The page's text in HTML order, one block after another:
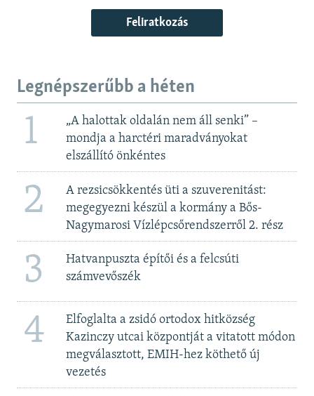
Feliratkozás
Legnépszerűbb a héten
1
„A halottak oldalán nem áll senki” –
mondja a harctéri maradványokat
elszállító önkéntes
2
A rezsicsökkentés üti a szuverenitást:
megegyezni készül a kormány a Bős-
Nagymarosi Vízlépcsőrendszerről 2. rész
3
Hatvanpuszta építői és a felcsúti
számvevőszék
4
Elfoglalta a zsidó ortodox hitközség
Kazinczy utcai központját a vitatott módon
megválasztott, EMIH-hez köthető új
vezetés